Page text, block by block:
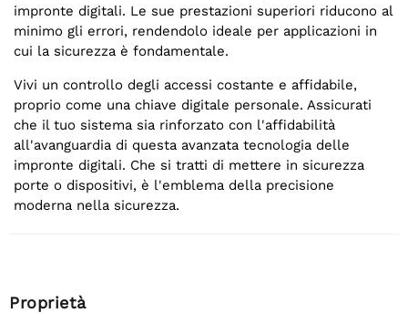
impronte digitali. Le sue prestazioni superiori riducono al
minimo gli errori, rendendolo ideale per applicazioni in
cui la sicurezza è fondamentale.
Vivi un controllo degli accessi costante e affidabile,
proprio come una chiave digitale personale. Assicurati
che il tuo sistema sia rinforzato con l'affidabilità
all'avanguardia di questa avanzata tecnologia delle
impronte digitali. Che si tratti di mettere in sicurezza
porte o dispositivi, è l'emblema della precisione
moderna nella sicurezza.
Proprietà